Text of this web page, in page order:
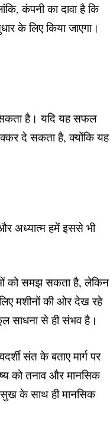
कंपनी का दावा है कि
के लिए किया जाएगा।
सकता है। यदि यह सफल
दे सकता है, क्योंकि यह
अध्यात्म हमें इससे भी
को समझ सकता है, लेकिन
मशीनों की ओर देख रहे
साधना से ही संभव है।
संत के बताए मार्ग पर
को तनाव और मानसिक
के साथ ही मानसिक